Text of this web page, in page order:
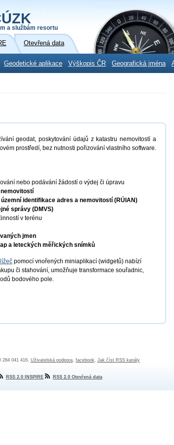
a službám resortu
Otevřená data
Geodetické aplikace Výškopis ČR Geografická jména
geodat, poskytování údajů z katastru nemovitostí a
prostředí, bez nutnosti pořizování vlastního software.
nebo podávání žádostí o výdej či úpravu
územní identifikace adres a nemovitostí (RÚIAN)
správy (DMVS)
v terénu
jmen
a leteckých měřických snímků
pomocí vnořených miniaplikací (widgetů) nabízí
či stahování, umožňuje transformace souřadnic,
bodového pole.
284 041 416, Uživatelská podpora, facebook, Jak číst RSS kanály
RSS 2.0 INSPIRE RSS 2.0 Otevřená data